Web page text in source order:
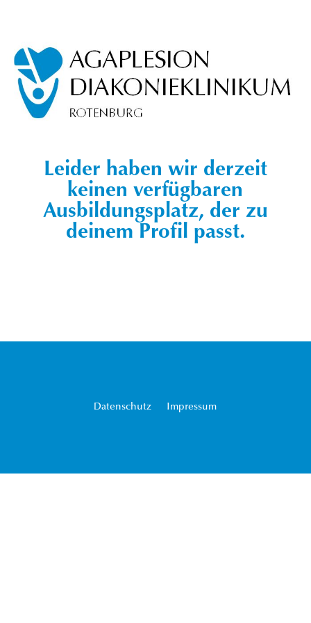
Leider haben wir derzeit
keinen verfügbaren
Ausbildungsplatz, der zu
deinem Profil passt.
Datenschutz Impressum